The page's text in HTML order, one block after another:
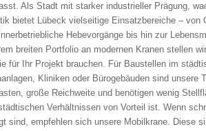
Als Stadt mit starker industrieller Prägung,
bietet Lübeck vielseitige Einsatzbereiche – von
Hebevorgänge bis hin zur
breiten Portfolio an modernen Kranen stellen
für Ihr Projekt brauchen. Für Baustellen im
Kliniken oder Bürogebäuden sind unsere
große Reichweite und benötigen wenig
Verhältnissen von Vorteil ist. Wenn
sind, empfehlen sich unsere Mobilkrane. Diese